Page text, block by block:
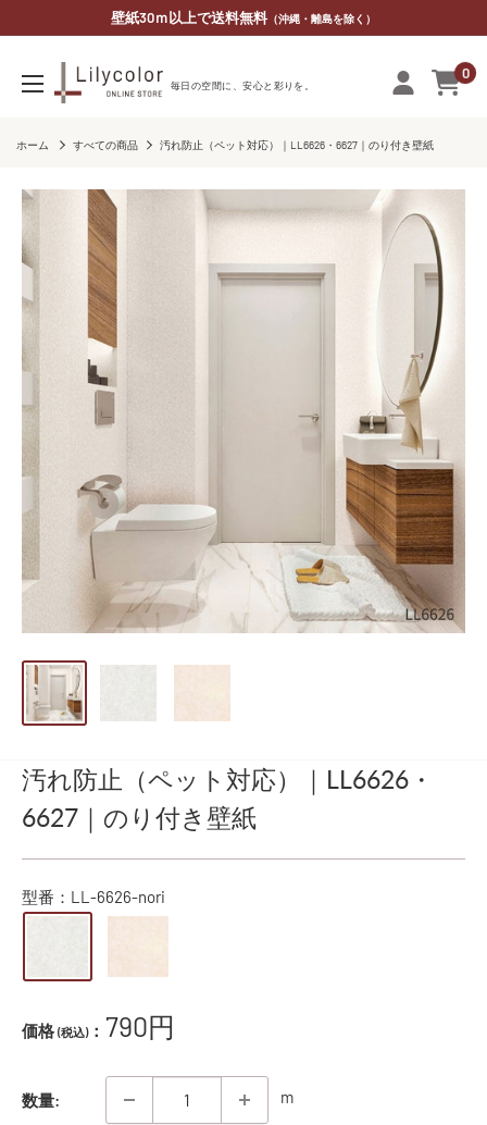
壁紙30ｍ以上で送料無料（沖縄・離島を除く）
毎​日の​空間に、​安心と​彩りを。
リ
カ
0
ホーム すべての商品 汚れ防止（ペット対応）｜LL6626・6627｜のり付き壁紙
汚れ防止（ペット対応）｜LL6626・
6627｜のり付き壁紙
型番： LL-6626-nori
価格 (税込)： 販
価
格
790円
数量: m